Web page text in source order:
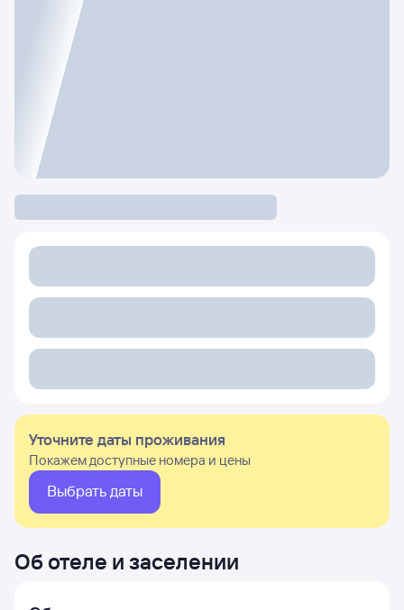
Уточните даты проживания
Покажем доступные номера и цены
Выбрать даты
Об отеле и заселении